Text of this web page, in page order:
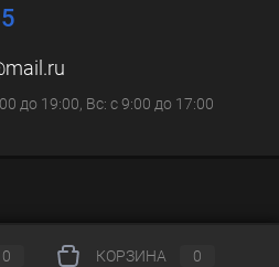
до 19:00, Вс: с 9:00 до 17:00
0 КОРЗИНА 0